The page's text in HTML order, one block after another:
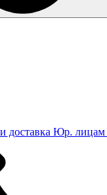
доставка Юр. лицам